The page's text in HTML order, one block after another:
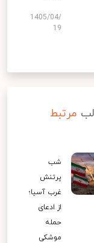
1405/04/
19
مرتبط
شب
پرتنش
غرب آسیا؛
از ادعای
حمله
موشکی